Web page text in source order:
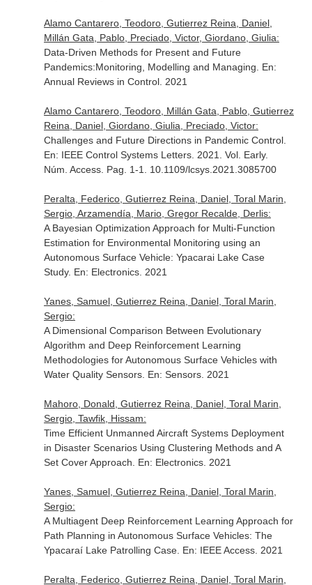
Alamo Cantarero, Teodoro, Gutierrez Reina, Daniel,
Millán Gata, Pablo, Preciado, Victor, Giordano, Giulia:
Data-Driven Methods for Present and Future
Pandemics:Monitoring, Modelling and Managing. En:
Annual Reviews in Control. 2021
Alamo Cantarero, Teodoro, Millán Gata, Pablo, Gutierrez
Reina, Daniel, Giordano, Giulia, Preciado, Victor:
Challenges and Future Directions in Pandemic Control.
En: IEEE Control Systems Letters. 2021. Vol. Early.
Núm. Access. Pag. 1-1. 10.1109/lcsys.2021.3085700
Peralta, Federico, Gutierrez Reina, Daniel, Toral Marin,
Sergio, Arzamendía, Mario, Gregor Recalde, Derlis:
A Bayesian Optimization Approach for Multi-Function
Estimation for Environmental Monitoring using an
Autonomous Surface Vehicle: Ypacarai Lake Case
Study. En: Electronics. 2021
Yanes, Samuel, Gutierrez Reina, Daniel, Toral Marin,
Sergio:
A Dimensional Comparison Between Evolutionary
Algorithm and Deep Reinforcement Learning
Methodologies for Autonomous Surface Vehicles with
Water Quality Sensors. En: Sensors. 2021
Mahoro, Donald, Gutierrez Reina, Daniel, Toral Marin,
Sergio, Tawfik, Hissam:
Time Efficient Unmanned Aircraft Systems Deployment
in Disaster Scenarios Using Clustering Methods and A
Set Cover Approach. En: Electronics. 2021
Yanes, Samuel, Gutierrez Reina, Daniel, Toral Marin,
Sergio:
A Multiagent Deep Reinforcement Learning Approach for
Path Planning in Autonomous Surface Vehicles: The
Ypacaraí Lake Patrolling Case. En: IEEE Access. 2021
Peralta, Federico, Gutierrez Reina, Daniel, Toral Marin,